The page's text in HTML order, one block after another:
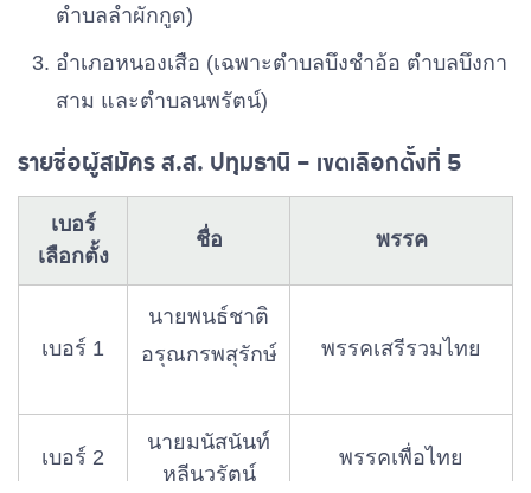
เบอร์ 5
นายสกล สุนทร
เบอร์ 6
นายอานนท์ นุ่น
เบอร์ 7
หาญเกียรติกล้า
พรรคพลังประชารัฐ
เกียรติพัฒนา
อัครเดชาโภคิน
ตําบลลําผักกูด)
อําเภอหนองเสือ (เฉพาะตําบลบึงชําอ้อ ตําบลบึงกา
สาม และตําบลนพรัตน์)
รายชื่อผู้สมัคร ส.ส. ปทุมธานี – เขตเลือกตั้งที่ 5
เบอร์
เลือกตั้ง
ชื่อ พรรค
เบอร์ 1
นายพนธ์ชาติ
อรุณกรพสุรักษ์
พรรคเสรีรวมไทย
เบอร์ 2
นายมนัสนันท์
หลีนวรัตน์
พรรคเพื่อไทย